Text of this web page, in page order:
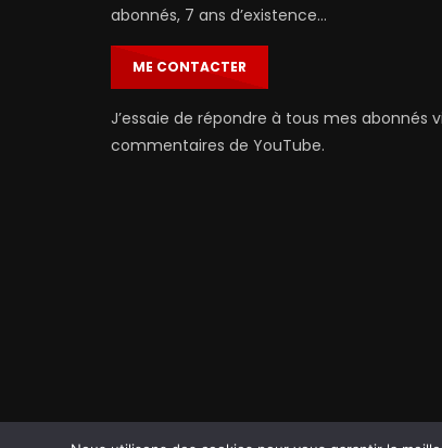
abonnés, 7 ans d’existence…
ME CONTACTER
J’essaie de répondre à tous mes abonnés
commentaires de YouTube.